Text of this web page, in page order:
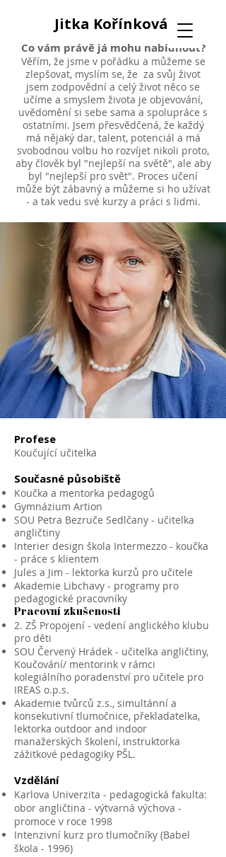
Jitka Kořínková
Co vám právě já mohu nabídnout?
Věřím, že jsme v pořádku a můžeme se
zlepšovat, myslím se, že za svůj život
jsem zodpovědní a celý život něco se
učíme a smyslem života je objevování,
uvědomění si sebe sama a spolupráce s
ostatními. Jsem přesvědčená, že každý
má nějaký dar, talent, potenciál a má
svobodnou volbu ho rozvíjet nikoli proto,
aby člověk byl "nejlepší na světě", ale aby
byl "nejlepší pro svět". Proces učení
může být zábavný a můžeme si ho užívat
- a tak vedu své kurzy a práci s lidmi.
Profese
Koučující učitelka
Současné působiště
Koučka a mentorka pedagogů
Gymnázium Artion
SOU Petra Bezruče Sedlčany - učitelka
angličtiny
Interier design škola Intermezzo - koučka
- práce s klientem
Jules a Jim - lektorka kurzů pro učitele
Akademie Libchavy - programy pro
pedagogické pracovníky
Pracovní zkušenosti
2. ZŠ Propojení - vedení anglického klubu
pro děti
SOU Červený Hrádek - učitelka angličtiny,
Koučování/ mentorink v rámci
kolegiálního poradenství pro učitele pro
IREAS o.p.s.
Akademie tvůrců z.s., simultánní a
konsekutivní tlumočnice, překladatelka,
lektorka outdoor and indoor
manažerských školení, instruktorka
zážitkové pedagogiky PŠL.
Vzdělání
Karlova Univerzita - pedagogická fakulta:
obor angličtina - výtvarná výchova -
promoce v roce 1998
Intenzivní kurz pro tlumočníky (Babel
škola - 1996)